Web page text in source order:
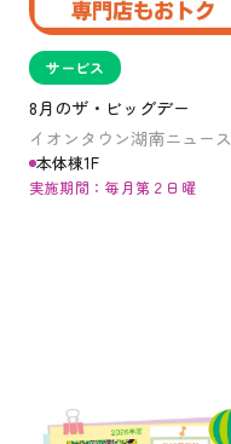
サービス
8月のザ・ビッグデー
イオンタウン湖南ニュース
本体棟1F
実施期間：毎月第２日曜